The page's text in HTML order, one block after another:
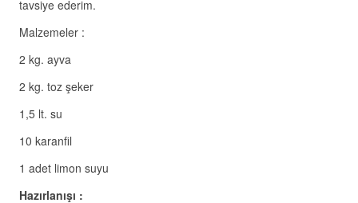
tavsiye ederim.
Malzemeler :
2 kg. ayva
2 kg. toz şeker
1,5 lt. su
10 karanfil
1 adet limon suyu
Hazırlanışı :